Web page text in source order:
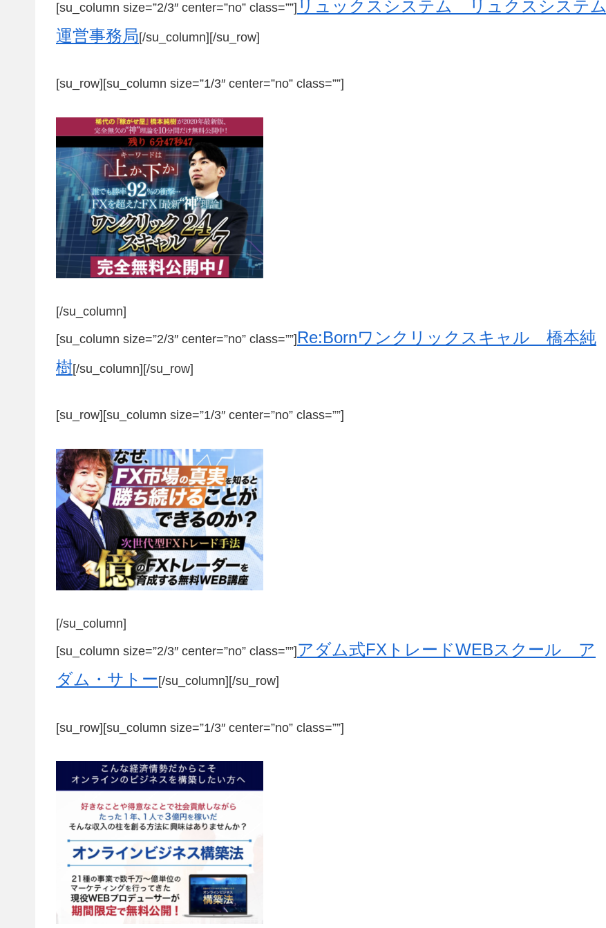
[su_column size=”2/3″ center=”no” class=””] リュックスシステム リュクスシステム
運営事務局[/su_column][/su_row]
[su_row][su_column size=”1/3″ center=”no” class=””]
[/su_column]
[su_column size=”2/3″ center=”no” class=””] Re:Bornワンクリックスキャル 橋本純
樹[/su_column][/su_row]
[su_row][su_column size=”1/3″ center=”no” class=””]
[/su_column]
[su_column size=”2/3″ center=”no” class=””] アダム式FXトレードWEBスクール ア
ダム・サトー [/su_column][/su_row]
[su_row][su_column size=”1/3″ center=”no” class=””]